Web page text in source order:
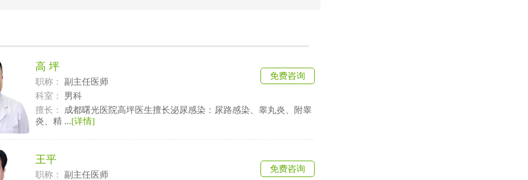
高 坪
职称：
副主任医师
科室：
男科
擅长：
成都曙光医院高坪医生擅长泌尿感染：尿路感染、睾丸炎、附睾
炎、精 ...[详情]
免费咨询
王平
职称：
副主任医师
免费咨询